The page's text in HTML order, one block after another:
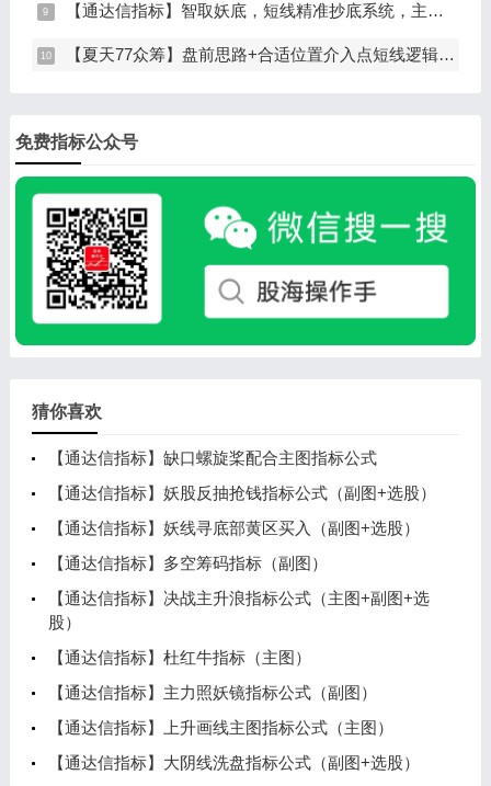
【通达信指标】智取妖底，短线精准抄底系统，主做未来上涨大波段
【夏天77众筹】盘前思路+合适位置介入点短线逻辑分享
免费指标公众号
猜你喜欢
【通达信指标】缺口螺旋桨配合主图指标公式
【通达信指标】妖股反抽抢钱指标公式（副图+选股）
【通达信指标】妖线寻底部黄区买入（副图+选股）
【通达信指标】多空筹码指标（副图）
【通达信指标】决战主升浪指标公式（主图+副图+选
股）
【通达信指标】杜红牛指标（主图）
【通达信指标】主力照妖镜指标公式（副图）
【通达信指标】上升画线主图指标公式（主图）
【通达信指标】大阴线洗盘指标公式（副图+选股）